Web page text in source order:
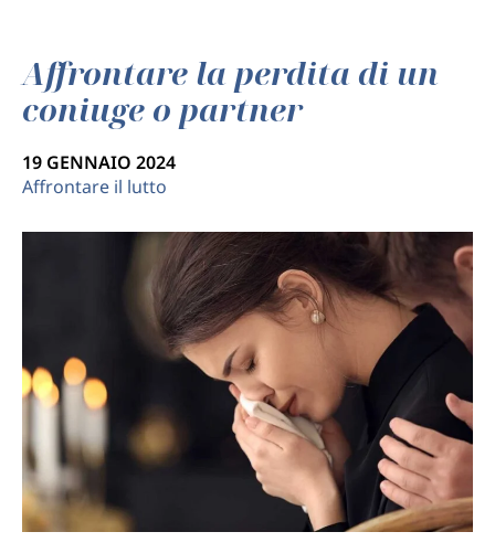
Affrontare la perdita di un
coniuge o partner
19 GENNAIO 2024
Affrontare il lutto